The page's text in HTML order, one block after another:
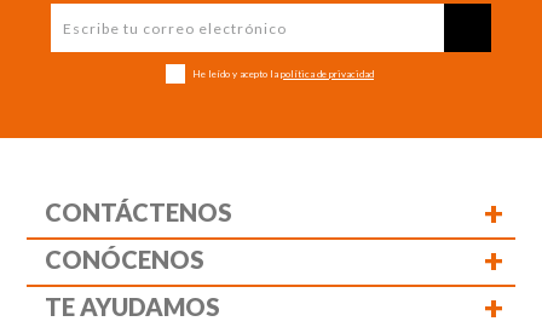
He leído y acepto la política de privacidad
CONTÁCTENOS +
CONÓCENOS +
TE AYUDAMOS +